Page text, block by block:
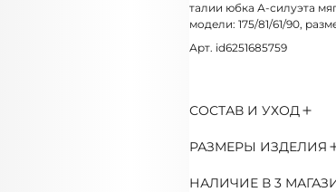
талии юбка А-силуэта
модели: 175/81/61/90,
Арт. id6251685759
СОСТАВ И УХОД
РАЗМЕРЫ ИЗДЕЛИЯ
НАЛИЧИЕ В 3